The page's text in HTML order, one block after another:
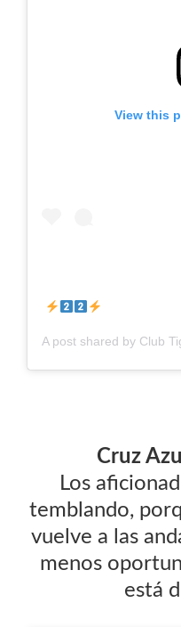
View this
A post shared by Club
Cruz
Los
temblando,
vuelve a las
menos
está